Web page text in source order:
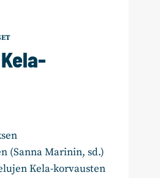
(Sanna Marinin, sd.)
Kela-korvausten